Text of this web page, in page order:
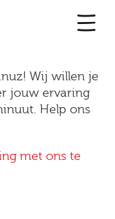
Wij willen je
jouw ervaring
Help ons
met ons te